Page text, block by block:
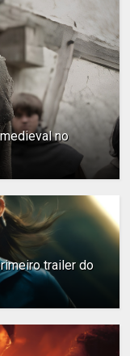
no
trailer do